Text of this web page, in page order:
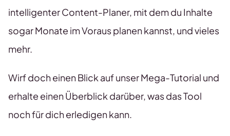
intelligenter Content-Planer, mit dem du Inhalte
sogar Monate im Voraus planen kannst, und vieles
mehr.
Wirf doch einen Blick auf unser Mega-Tutorial und
erhalte einen Überblick darüber, was das Tool
noch für dich erledigen kann.